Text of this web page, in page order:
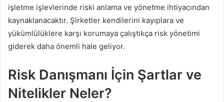
işletme işlevlerinde riski anlama ve yönetme ihtiyacından
kaynaklanacaktır. Şirketler kendilerini kayıplara ve
yükümlülüklere karşı korumaya çalıştıkça risk yönetimi
giderek daha önemli hale geliyor.
Risk Danışmanı İçin Şartlar ve
Nitelikler Neler?